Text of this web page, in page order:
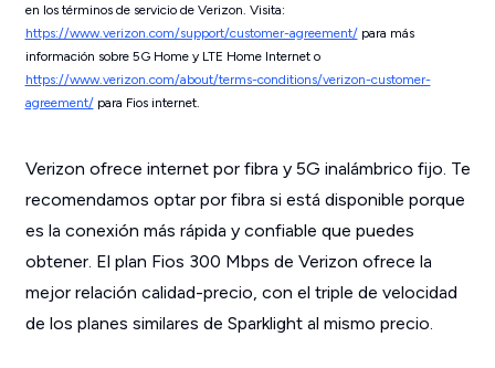
en los términos de servicio de Verizon. Visita:
https://www.verizon.com/support/customer-agreement/para más
información sobre 5G Home y LTE Home Internet o
https://www.verizon.com/about/terms-conditions/verizon-customer-
agreement/para Fios internet.
Verizon ofrece internet por fibra y 5G inalámbrico fijo. Te
recomendamos optar por fibra si está disponible porque
es la conexión más rápida y confiable que puedes
obtener. El plan Fios 300 Mbps de Verizon ofrece la
mejor relación calidad-precio, con el triple de velocidad
de los planes similares de Sparklight al mismo precio.